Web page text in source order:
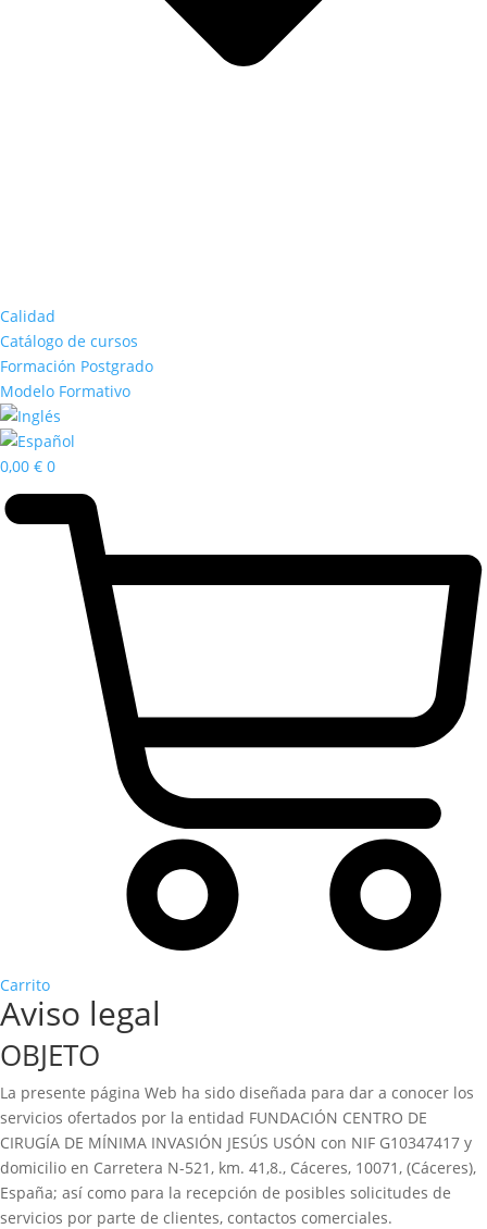
Calidad
Catálogo de cursos
Formación Postgrado
Modelo Formativo
0,00 € 0
Carrito
Aviso legal
OBJETO
La presente página Web ha sido diseñada para dar a conocer los
servicios ofertados por la entidad FUNDACIÓN CENTRO DE
CIRUGÍA DE MÍNIMA INVASIÓN JESÚS USÓN con NIF G10347417 y
domicilio en Carretera N-521, km. 41,8., Cáceres, 10071, (Cáceres),
España; así como para la recepción de posibles solicitudes de
servicios por parte de clientes, contactos comerciales.